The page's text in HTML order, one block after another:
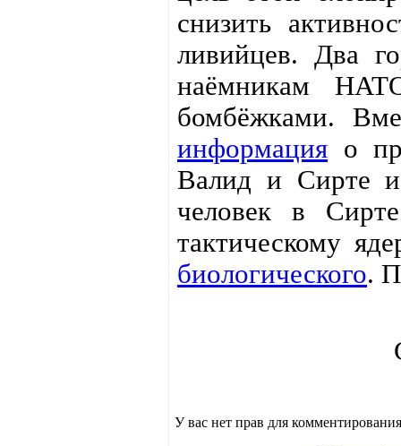
снизить
ливийцев. Два
наёмникам
бомбёжками.
информация о
Валид и Сирте
человек в
тактическому
биологического.
У вас нет прав для